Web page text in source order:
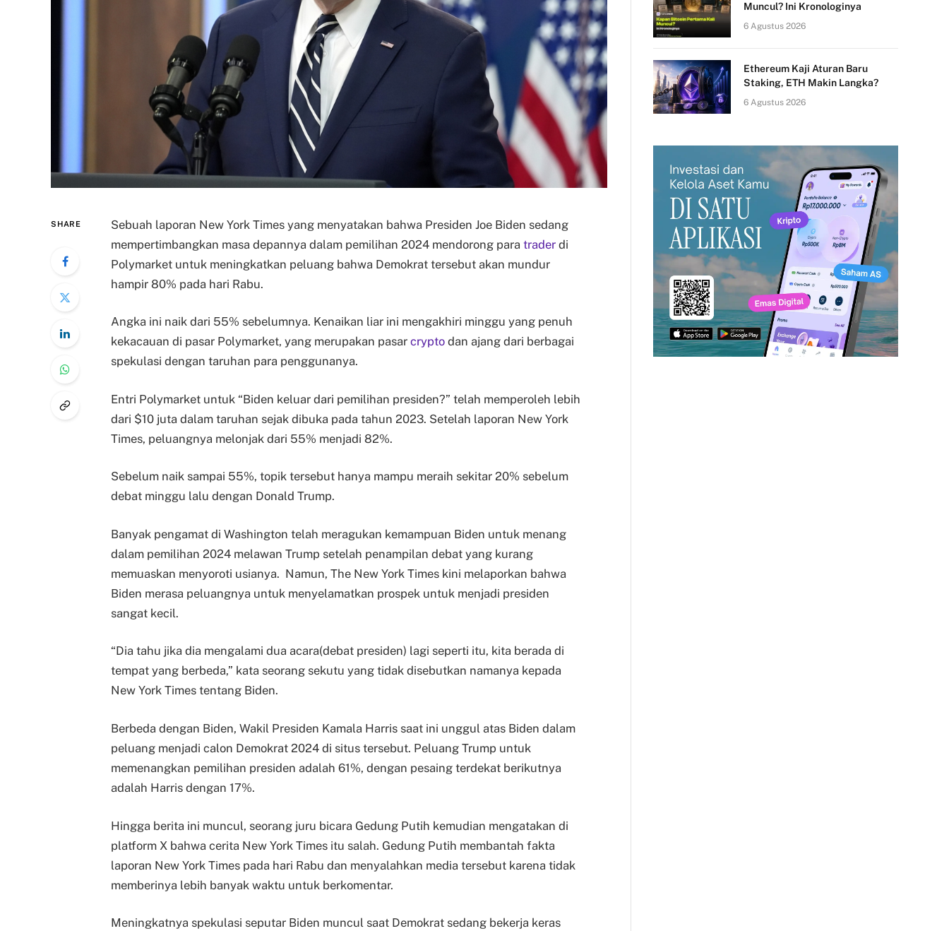
SHARE
Sebuah laporan New York Times yang menyatakan bahwa Presiden Joe Biden sedang
mempertimbangkan masa depannya dalam pemilihan 2024 mendorong para trader di
Polymarket untuk meningkatkan peluang bahwa Demokrat tersebut akan mundur
hampir 80% pada hari Rabu.
Angka ini naik dari 55% sebelumnya. Kenaikan liar ini mengakhiri minggu yang penuh
kekacauan di pasar Polymarket, yang merupakan pasar crypto dan ajang dari berbagai
spekulasi dengan taruhan para penggunanya.
Entri Polymarket untuk “Biden keluar dari pemilihan presiden?” telah memperoleh lebih
dari $10 juta dalam taruhan sejak dibuka pada tahun 2023. Setelah laporan New York
Times, peluangnya melonjak dari 55% menjadi 82%.
Sebelum naik sampai 55%, topik tersebut hanya mampu meraih sekitar 20% sebelum
debat minggu lalu dengan Donald Trump.
Banyak pengamat di Washington telah meragukan kemampuan Biden untuk menang
dalam pemilihan 2024 melawan Trump setelah penampilan debat yang kurang
memuaskan menyoroti usianya. Namun, The New York Times kini melaporkan bahwa
Biden merasa peluangnya untuk menyelamatkan prospek untuk menjadi presiden
sangat kecil.
“Dia tahu jika dia mengalami dua acara(debat presiden) lagi seperti itu, kita berada di
tempat yang berbeda,” kata seorang sekutu yang tidak disebutkan namanya kepada
New York Times tentang Biden.
Berbeda dengan Biden, Wakil Presiden Kamala Harris saat ini unggul atas Biden dalam
peluang menjadi calon Demokrat 2024 di situs tersebut. Peluang Trump untuk
memenangkan pemilihan presiden adalah 61%, dengan pesaing terdekat berikutnya
adalah Harris dengan 17%.
Hingga berita ini muncul, seorang juru bicara Gedung Putih kemudian mengatakan di
platform X bahwa cerita New York Times itu salah. Gedung Putih membantah fakta
laporan New York Times pada hari Rabu dan menyalahkan media tersebut karena tidak
memberinya lebih banyak waktu untuk berkomentar.
Meningkatnya spekulasi seputar Biden muncul saat Demokrat sedang bekerja keras
Muncul? Ini Kronologinya
6 Agustus 2026
Ethereum Kaji Aturan Baru
Staking, ETH Makin Langka?
6 Agustus 2026